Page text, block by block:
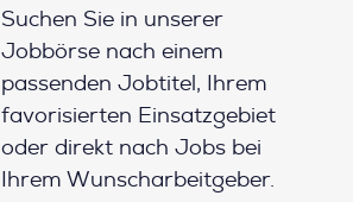
Suchen Sie in unserer
Jobbörse nach einem
passenden Jobtitel, Ihrem
favorisierten Einsatzgebiet
oder direkt nach Jobs bei
Ihrem Wunscharbeitgeber.